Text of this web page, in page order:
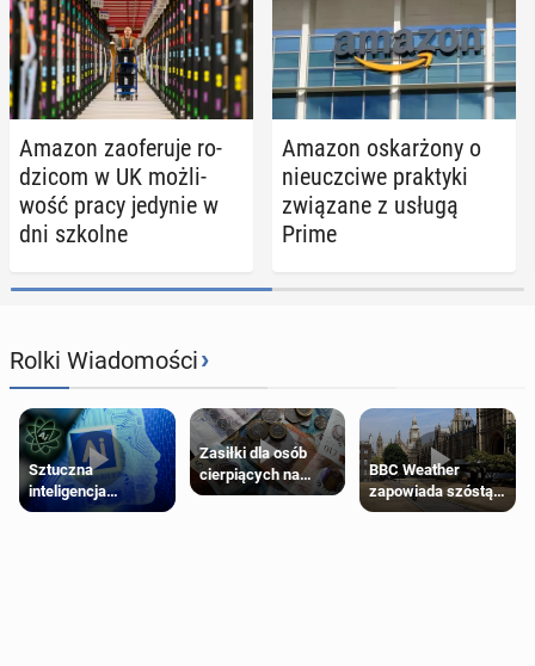
Amazon za­ofe­ru­je ro­
dzi­com w UK moż­li­
wość pracy jedynie w
dni szkolne
Amazon oskar­żo­ny o
nie­uczci­we prak­ty­ki
zwią­za­ne z usługą
Prime
Rolki Wiadomości›
Sztuczna
inteligencja
próbowała oszukać
Zasiłki dla osób
cierpiących na
schorzenia
BBC Weather
zapowiada szóstą
falę upałów w